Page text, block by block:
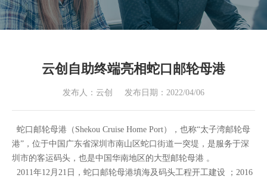
云创自助终端亮相蛇口邮轮母港
发布人：云创 发布日期：2022/04/06
蛇口邮轮母港（Shekou Cruise Home Port），也称“太子湾邮轮母
港”，位于中国广东省深圳市南山区蛇口街道一突堤，是服务于深
圳市的客运码头，也是中国华南地区的大型邮轮母港 。
2011年12月21日，蛇口邮轮母港填海及码头工程开工建设 ；2016